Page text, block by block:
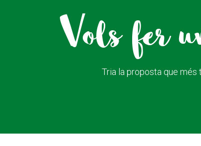
Vols fer
Tria la proposta que més